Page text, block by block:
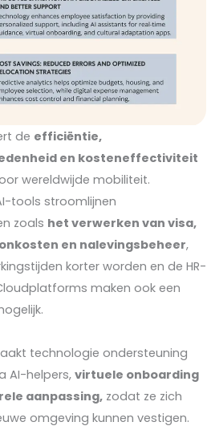
de efficiëntie,
en kosteneffectiviteit
wereldwijde mobiliteit.
tools stroomlijnen
zoals het verwerken van visa,
en nalevingsbeheer,
korter worden en de HR-
maken ook een
technologie ondersteuning
AI-helpers,virtuele onboarding
aanpassing, zodat ze zich
omgeving kunnen vestigen.